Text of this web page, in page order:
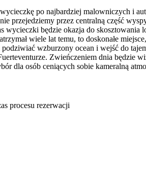
po najbardziej malowniczych i
przejedziemy przez centralną część
wycieczki będzie okazja do
wiele lat temu, to doskonałe
wzburzony ocean i wejść do
Zwieńczeniem dnia będzie
dla osób ceniących sobie kameralną
procesu rezerwacji